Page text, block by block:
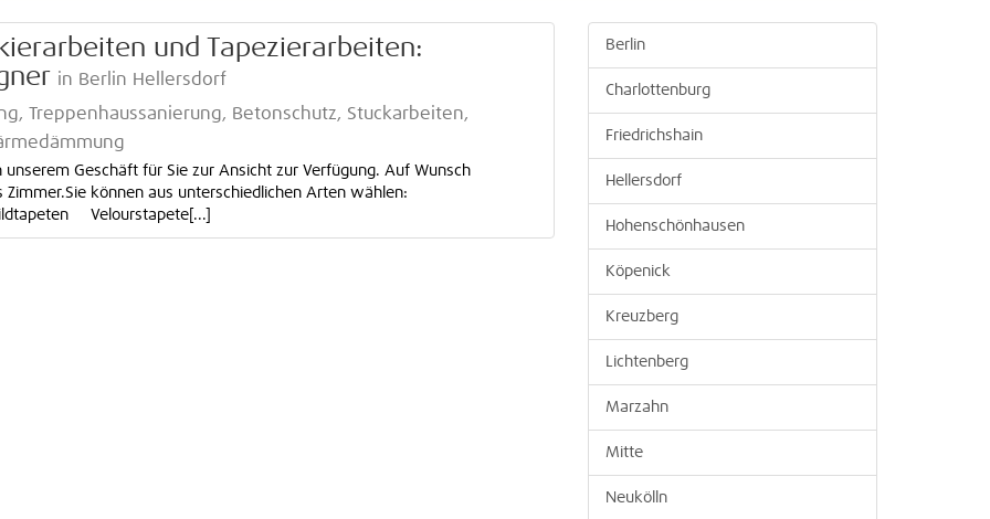
und Tapezierarbeiten:
in Berlin Hellersdorf
Treppenhaussanierung, Betonschutz, Stuckarbeiten,
Geschäft für Sie zur Ansicht zur Verfügung. Auf Wunsch
können aus unterschiedlichen Arten wählen:
Velourstapete[...]
Berlin
Charlottenburg
Friedrichshain
Hellersdorf
Hohenschönhausen
Köpenick
Kreuzberg
Lichtenberg
Marzahn
Mitte
Neukölln